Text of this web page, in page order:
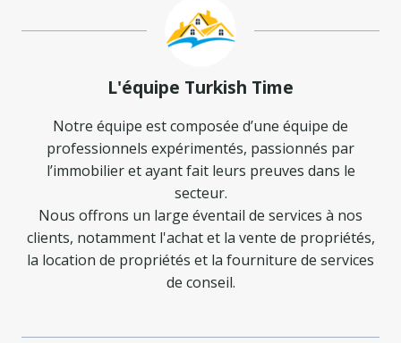
L'équipe Turkish Time
Notre équipe est composée d’une équipe de
professionnels expérimentés, passionnés par
l’immobilier et ayant fait leurs preuves dans le
secteur.
Nous offrons un large éventail de services à nos
clients, notamment l'achat et la vente de propriétés,
la location de propriétés et la fourniture de services
de conseil.